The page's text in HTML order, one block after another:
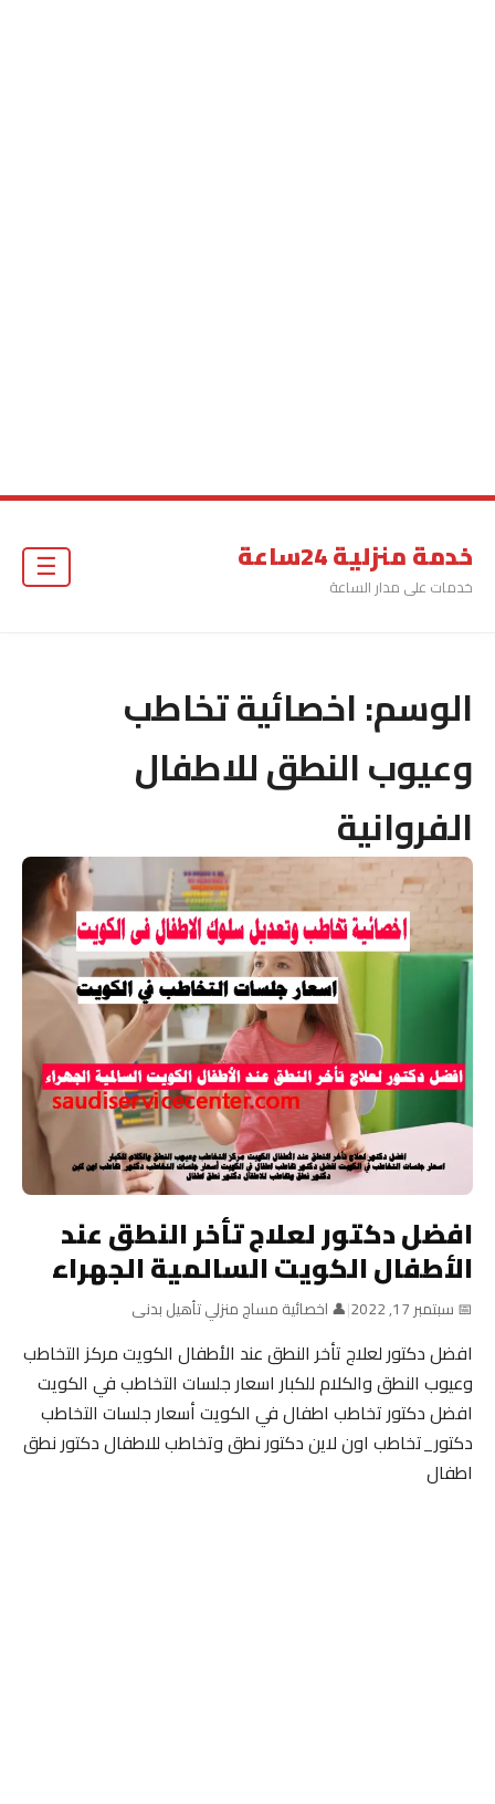
خدمة منزلية 24ساعة
خدمات على مدار الساعة
☰
الوسم:اخصائية تخاطب
وعيوب النطق للاطفال
الفروانية
افضل دكتور لعلاج تأخر النطق عند
الأطفال الكويت السالمية الجهراء
📅 سبتمبر 17, 2022 |👤 اخصائية مساج منزلي تأهيل بدنى
افضل دكتور لعلاج تأخر النطق عند الأطفال الكويت مركز التخاطب
وعيوب النطق والكلام للكبار اسعار جلسات التخاطب في الكويت
افضل دكتور تخاطب اطفال في الكويت أسعار جلسات التخاطب
دكتور_تخاطب اون لاين دكتور نطق وتخاطب للاطفال دكتور نطق
اطفال